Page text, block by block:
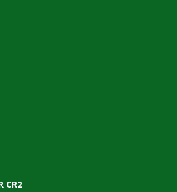
CR2